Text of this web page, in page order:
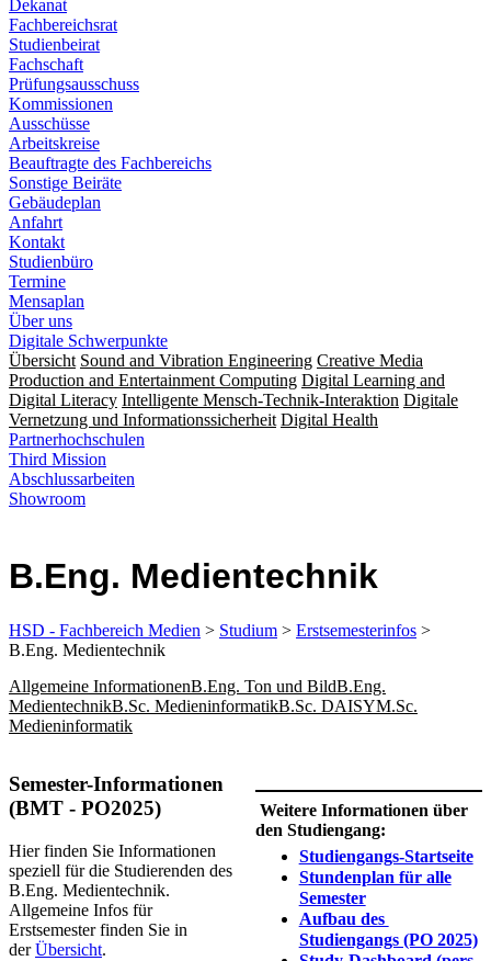
Dekanat
Fachbereichsrat
Studienbeirat
Fachschaft
Prüfungsausschuss
Kommissionen
Ausschüsse
Arbeitskreise
Beauftragte des Fachbereichs
Sonstige Beiräte
Gebäudeplan
Anfahrt
Kontakt
Studienbüro
Termine
Mensaplan
Über uns
Digitale Schwerpunkte
Übersicht Sound and Vibration Engineering Creative Media
Production and Entertainment Computing Digital Learning and
Digital Literacy Intelligente Mensch-Technik-Interaktion Digitale
Vernetzung und Informationssicherheit Digital Health
Partnerhochschulen
Third Mission
Abschlussarbeiten
Showroom
B.Eng. Medientechnik
HSD - Fachbereich Medien > Studium > Erstsemesterinfos >
B.Eng. Medientechnik
Allgemeine InformationenB.Eng. Ton und BildB.Eng.
MedientechnikB.Sc. MedieninformatikB.Sc. DAISYM.Sc.
Medieninformatik
​​​​​​​​​​​​​​​​​​​​​​​​​​​​​​​​​​​​​​​​​​​​Semester-Informationen
(BMT - PO2025)
Hier finden Sie Informationen
speziell für die Studierenden des
B.Eng. Medientechnik.
Allgemeine Infos für
Erstsemester finden Sie in
derÜbersicht​​.
​​Weitere Informationen über
den Studiengang:
Studiengangs-Startseite​
Stundenplan für alle
Semester​
Aufbau d​es ​
Studiengangs​ (PO 2025)​